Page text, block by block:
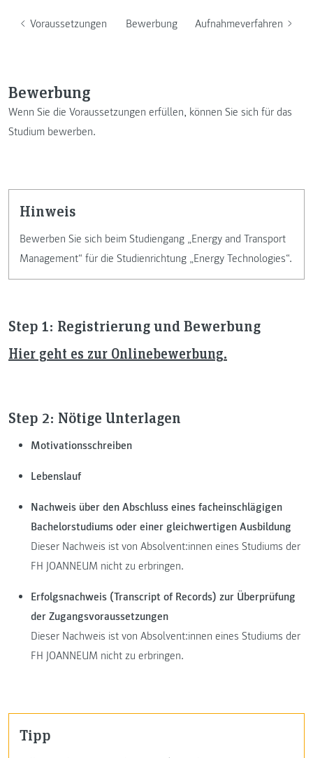
Voraussetzungen Bewerbung Aufnahmeverfahren
Bewerbung
Wenn Sie die Voraussetzungen erfüllen, können Sie sich für das
Studium bewerben.
Hinweis
Bewerben Sie sich beim Studiengang „Energy and Transport
Management“ für die Studienrichtung „Energy Technologies“.
Step 1: Registrierung und Bewerbung
Hier geht es zur Onlinebewerbung.
Step 2: Nötige Unterlagen
Motivationsschreiben
Lebenslauf
Nachweis über den Abschluss eines facheinschlägigen
Bachelorstudiums oder einer gleichwertigen Ausbildung
Dieser Nachweis ist von Absolvent:innen eines Studiums der
FH JOANNEUM nicht zu erbringen.
Erfolgsnachweis (Transcript of Records) zur Überprüfung
der Zugangsvoraussetzungen
Dieser Nachweis ist von Absolvent:innen eines Studiums der
FH JOANNEUM nicht zu erbringen.
Tipp